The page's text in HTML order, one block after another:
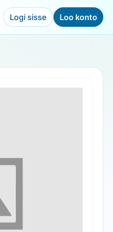
Logi sisse Loo konto